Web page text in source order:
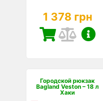
1 378 грн
Городской рюкзак
Bagland Veston – 18 л
Хаки